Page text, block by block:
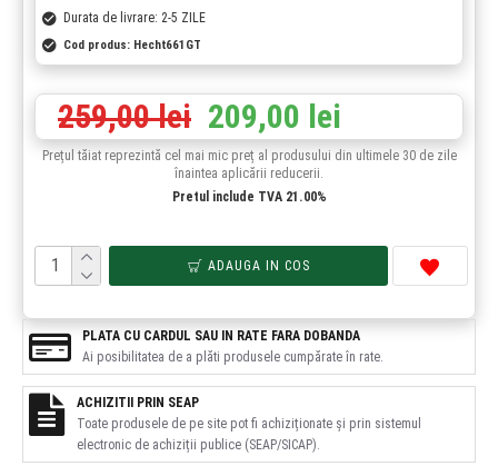
Durata de livrare: 2-5 ZILE
Cod produs: Hecht661GT
209,00 lei
259,00 lei
Prețul tăiat reprezintă cel mai mic preț al produsului din ultimele 30 de zile
înaintea aplicării reducerii.
Pretul include TVA 21.00%
ADAUGA IN COS
PLATA CU CARDUL SAU IN RATE FARA DOBANDA
Ai posibilitatea de a plăti produsele cumpărate în rate.
ACHIZITII PRIN SEAP
Toate produsele de pe site pot fi achiziționate și prin sistemul
electronic de achiziții publice (SEAP/SICAP).